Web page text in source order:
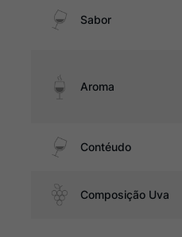
Sabor
Aroma
Contéudo
Composição Uva